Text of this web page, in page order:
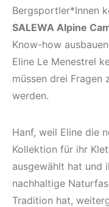
Bergsportler*Innen
SALEWA Alpine
Know-how
Eline Le Menestrel
müssen drei Fragen
werden.
Hanf, weil Eline die
Kollektion für ihr
ausgewählt hat und
nachhaltige
Tradition hat,